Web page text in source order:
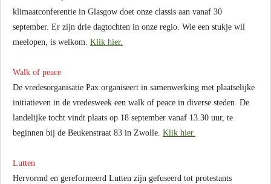
klimaatconferentie in Glasgow doet onze classis aan vanaf 30
september. Er zijn drie dagtochten in onze regio. Wie een stukje wil
meelopen, is welkom. Klik hier.
Walk of peace
De vredesorganisatie Pax organiseert in samenwerking met plaatselijke
initiatieven in de vredesweek een walk of peace in diverse steden. De
landelijke tocht vindt plaats op 18 september vanaf 13.30 uur, te
beginnen bij de Beukenstraat 83 in Zwolle. Klik hier.
Lutten
Hervormd en gereformeerd Lutten zijn gefuseerd tot protestants